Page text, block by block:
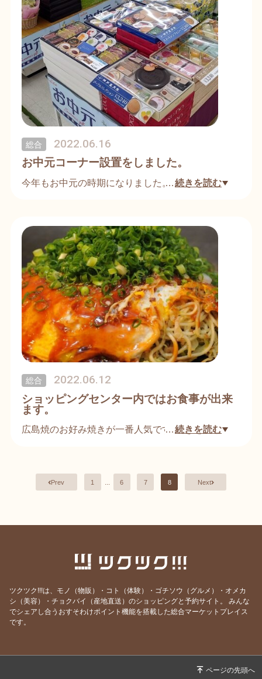
願い事が叶うかも…。
総合 2022.06.16
お中元コーナー設置をしました。
今年もお中元の時期になりました。
喜ばれる品を豊富に取り揃えております。
ぜひ、お立ち寄りください。
…続きを読む
総合 2022.06.12
ショッピングセンター内ではお食事が出来
ます。
広島焼のお好み焼きが一番人気です。
是非一度お召し上がりください！
…続きを読む
Prev 1 6 7 8 Next
ツクツク!!!は、モノ（物販）・コト（体験）・ゴチソウ（グルメ）・オメカ
シ（美容）・チョクバイ（産地直送）のショッピングと予約サイト。
みんな
でシェアし合うおすそわけポイント機能を搭載した総合マーケットプレイス
です。